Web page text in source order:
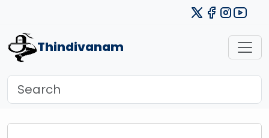
Thindivanam